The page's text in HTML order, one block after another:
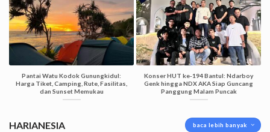
Pantai Watu Kodok Gunungkidul:
Harga Tiket, Camping, Rute, Fasilitas,
dan Sunset Memukau
Konser HUT ke-194 Bantul: Ndarboy
Genk hingga NDX AKA Siap Guncang
Panggung Malam Puncak
HARIANESIA baca lebih banyak